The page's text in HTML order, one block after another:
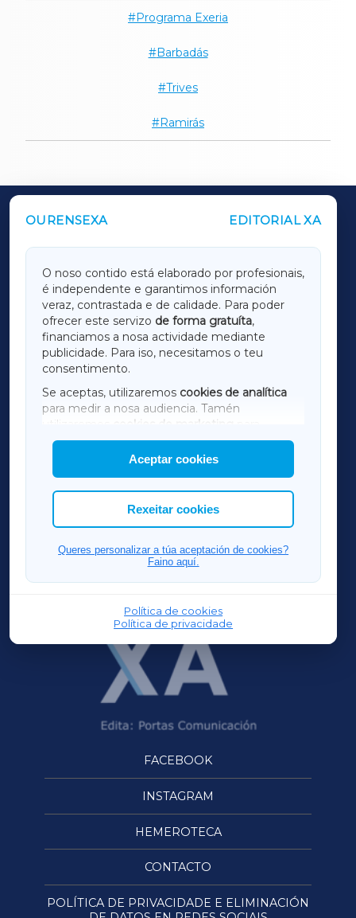
Programa Exeria
Barbadás
Trives
Ramirás
OURENSEXA EDITORIAL XA
O noso contido está elaborado por profesionais,
é independente e garantimos información
veraz, contrastada e de calidade. Para poder
ofrecer este servizo de forma gratuíta,
financiamos a nosa actividade mediante
publicidade. Para iso, necesitamos o teu
consentimento.
Se aceptas, utilizaremos cookies de analítica
para medir a nosa audiencia. Tamén
utilizaremos
cookies de marketing
mostrar publicidade de terceiros.
Así mesmo, podes personalizar a elección das
cookies que desexas permitir.
Aceptar cookies
Rexeitar cookies
Queres personalizar a túa aceptación de cookies?
Faino aquí.
Política de cookies
Política de privacidade
OUTROS PERIÓDICOS
LUGOXA
TERRACHAXA
AMARIÑAXA
RIBEIRASACRAXA
ACORUÑAXA
FERROLXA
OURENSEXA
FACEBOOK
INSTAGRAM
HEMEROTECA
CONTACTO
POLÍTICA DE PRIVACIDADE E ELIMINACIÓN